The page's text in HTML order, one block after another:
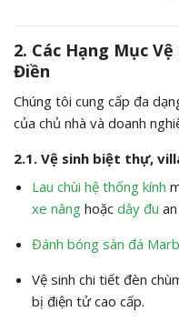
2. Các Hạng Mục
Điền
Chúng tôi cung cấp đa
của chủ nhà và doanh
2.1. Vệ sinh biệt thự,
Lau chùi hệ thống kính
xe nânghoặc dây đu
Đánh bóng sàn đá
Vệ sinh chi tiết đèn
bị điện tử cao cấp.